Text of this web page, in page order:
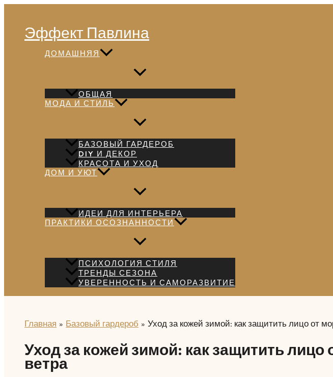
содержимому
Эффект Павлина
ДОМАШНЯЯ
ОБЩАЯ
МОДА И СТИЛЬ
БАЗОВЫЙ ГАРДЕРОБ
DIY И ДЕКОР
КРАСОТА И УХОД
ДОМ И УЮТ
ИДЕИ ДЛЯ ИНТЕРЬЕРА
ПРАКТИКИ ОСОЗНАННОСТИ
ПСИХОЛОГИЯ СТИЛЯ
ТРЕНДЫ СЕЗОНА
УВЕРЕННОСТЬ И САМОРАЗВИТИЕ
Главная Базовый гардероб Уход за кожей зимой: как защитить лицо от
Уход за кожей зимой: как защитить лицо
ветра